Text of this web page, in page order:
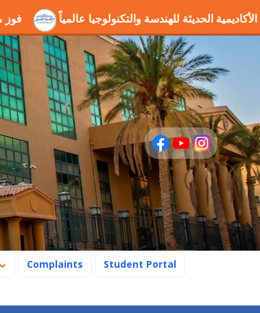
مكانة الأكاديمية الحديثة للهندسة والتكنولوجيا عالمياً
Complaints Student Portal